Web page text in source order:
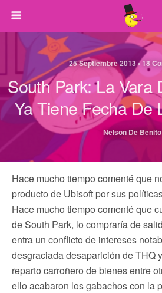
25 Septiembre 2013 • 18
South Park: La Vara
Ya Tiene Fecha De
Nelson De Benito
Hace mucho tiempo comenté que
producto de Ubisoft por sus
Hace mucho tiempo comenté que
de South Park, lo compraría de
entra un conflicto de intereses
desgraciada desaparición de THQ
reparto carroñero de bienes entre
ello acabaron los gabachos con la